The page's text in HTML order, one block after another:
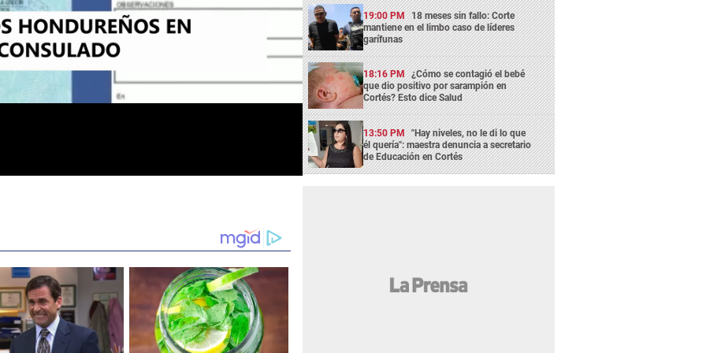
19:00 PM 18 meses sin fallo: Corte
mantiene en el limbo caso de líderes
garífunas
18:16 PM ¿Cómo se contagió el bebé
que dio positivo por sarampión en
Cortés? Esto dice Salud
13:50 PM "Hay niveles, no le di lo que
él quería": maestra denuncia a secretario
de Educación en Cortés